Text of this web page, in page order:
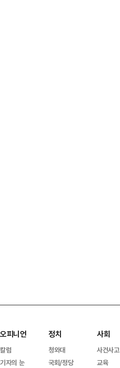
오피니언
칼럼
기자의 눈
정치
청와대
국회/정당
사회
사건사고
교육